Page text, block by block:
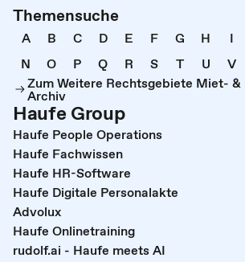
Themensuche
A B C D E F G H I
N
O P Q R S T U V
Zum Weitere Rechtsgebiete Miet-
Archiv
Haufe Group
Haufe People Operations
Haufe Fachwissen
Haufe HR-Software
Haufe Digitale Personalakte
Advolux
Haufe Onlinetraining
rudolf.ai - Haufe meets AI